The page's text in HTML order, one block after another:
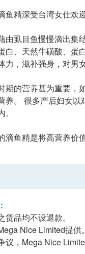
鱼精深受台湾女仕欢
由虱目鱼慢慢滴出集
白、天然牛磺酸、蛋
力，滋补强身，对男
期的营养甚为重要，
养。 很多产后妇女
滴鱼精是将高营养价
货品均不设退款。
Nice Limited提供。
议，Mega Nice